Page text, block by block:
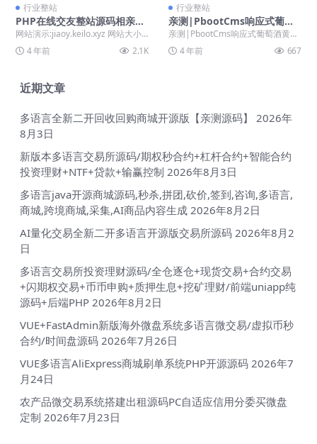
行业整站
PHP在线交友整站源码相亲征
婚网站H5模板微信支付对接公
众号婚恋程序响应式wap手机
端[商业运营]
网站演示:jiaoy.keilo.xyz 网站大小:3
2M压缩包 安装环境:PH...
4 年前 2.1K
行业整站
亲测|PbootCms响应式葡萄
酒黄酒类网酿酒酒业食品类网
站模板下载
亲测|PbootCms响应式葡萄酒黄酒
类网酿酒酒业食品类网站模板下载
Pboot...
4 年前 667
近期文章
多语言全新二开回收回购商城开源版【亲测源码】
2026年
8月3日
新版本多语言交易所源码/期权秒合约+杠杆合约+智能合约
投资理财+NTF+贷款+输赢控制 2026年8月3日
多语言java开源商城源码,秒杀,拼团,砍价,签到,咨询,多语言,
商城,跨境商城,采集,AI商品内容生成 2026年8月2日
AI量化交易全新二开多语言开源版交易所源码 2026年8月2
日
多语言交易所投资理财源码/全仓逐仓+现货交易+合约交易
+闪期权交易+币币申购+质押生息+挖矿理财/前端uniapp纯
源码+后端PHP 2026年8月2日
VUE+FastAdmin新版海外微盘系统多语言微交易/虚拟币秒
合约/时间盘源码 2026年7月26日
VUE多语言AliExpress商城刷单系统PHP开源源码 2026年7
月24日
农产品微交易系统搭建出租源码PC自适应信用分委买微盘
定制 2026年7月23日